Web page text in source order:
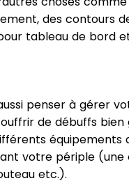
des contours
tableau de bord
penser à gérer
de débuffs bien
équipements
votre périple (une
etc.).